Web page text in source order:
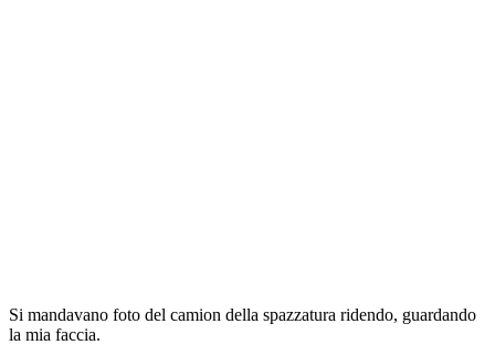
Si mandavano foto del camion della spazzatura ridendo, guardando
la mia faccia.